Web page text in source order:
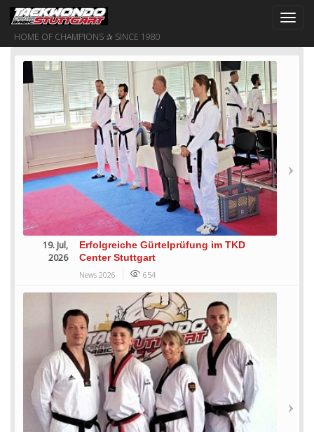
HOME OF CHAMPIONS ✰ SINCE 1980
19. Jul,
2026
Erfolgreiche Gürtelprüfung im TKD
Center Stuttgart
News 2026 654